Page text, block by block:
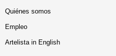
Quiénes somos
Empleo
Artelista in English